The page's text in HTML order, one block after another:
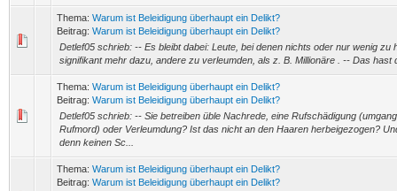
Thema: Warum ist Beleidigung überhaupt ein Delikt?
Beitrag: Warum ist Beleidigung überhaupt ein Delikt?
Detlef05 schrieb: -- Es bleibt dabei: Leute, bei denen nichts oder nur wenig zu
signifikant mehr dazu, andere zu verleumden, als z. B. Millionäre . -- Das hast
Thema: Warum ist Beleidigung überhaupt ein Delikt?
Beitrag: Warum ist Beleidigung überhaupt ein Delikt?
Detlef05 schrieb: -- Sie betreiben üble Nachrede, eine Rufschädigung
Rufmord) oder Verleumdung? Ist das nicht an den Haaren herbeigezogen?
denn keinen Sc...
Thema: Warum ist Beleidigung überhaupt ein Delikt?
Beitrag: Warum ist Beleidigung überhaupt ein Delikt?